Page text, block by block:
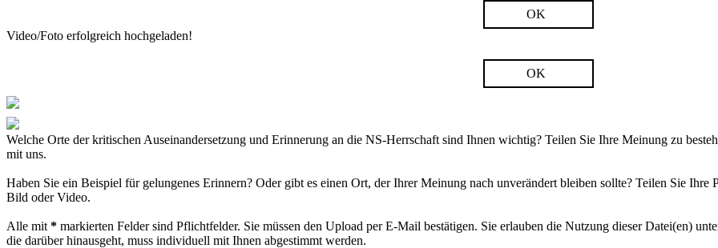
OK
Video/Foto erfolgreich hochgeladen!
OK
Welche Orte der kritischen Auseinandersetzung und Erinnerung an die NS-Herrschaft sind Ihnen wichtig? Teilen Sie Ihre Meinung zu
mit uns.
Haben Sie ein Beispiel für gelungenes Erinnern? Oder gibt es einen Ort, der Ihrer Meinung nach unverändert bleiben sollte? Teilen Sie
Bild oder Video.
Alle mit * markierten Felder sind Pflichtfelder. Sie müssen den Upload per E-Mail bestätigen. Sie erlauben die Nutzung dieser Datei(en)
die darüber hinausgeht, muss individuell mit Ihnen abgestimmt werden.